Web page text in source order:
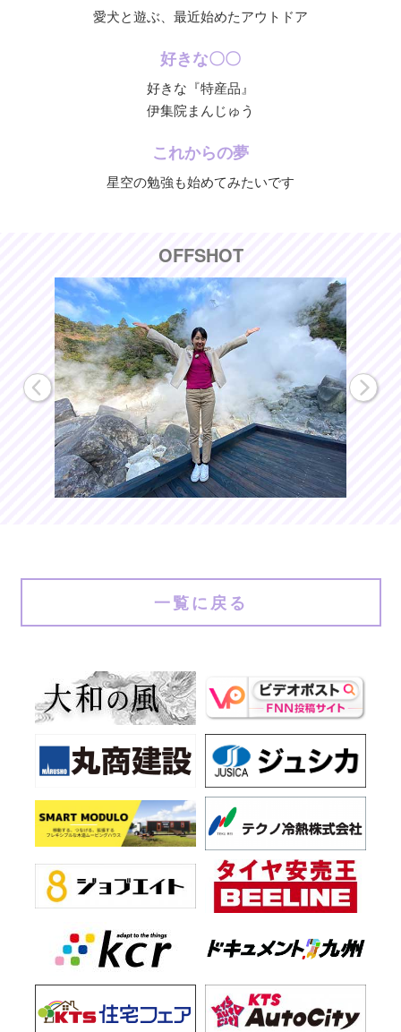
愛犬と遊ぶ、最近始めたアウトドア
好きな〇〇
好きな『特産品』
伊集院まんじゅう
これからの夢
星空の勉強も始めてみたいです
OFFSHOT
一覧に戻る